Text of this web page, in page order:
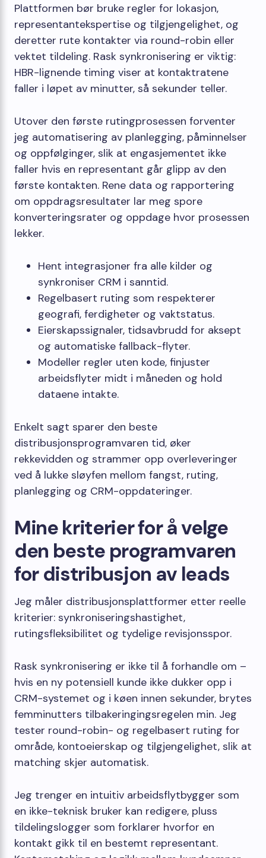
Plattformen bør bruke regler for lokasjon,
representantekspertise og tilgjengelighet, og
deretter rute kontakter via round-robin eller
vektet tildeling. Rask synkronisering er viktig:
HBR-lignende timing viser at kontaktratene
faller i løpet av minutter, så sekunder teller.
Utover den første rutingprosessen forventer
jeg automatisering av planlegging, påminnelser
og oppfølginger, slik at engasjementet ikke
faller hvis en representant går glipp av den
første kontakten. Rene data og rapportering
om oppdragsresultater lar meg spore
konverteringsrater og oppdage hvor prosessen
lekker.
Hent integrasjoner fra alle kilder og
synkroniser CRM i sanntid.
Regelbasert ruting som respekterer
geografi, ferdigheter og vaktstatus.
Eierskapssignaler, tidsavbrudd for aksept
og automatiske fallback-flyter.
Modeller regler uten kode, finjuster
arbeidsflyter midt i måneden og hold
dataene intakte.
Enkelt sagt sparer den beste
distribusjonsprogramvaren tid, øker
rekkevidden og strammer opp overleveringer
ved å lukke sløyfen mellom fangst, ruting,
planlegging og CRM-oppdateringer.
Mine kriterier for å velge
den beste programvaren
for distribusjon av leads
Jeg måler distribusjonsplattformer etter reelle
kriterier: synkroniseringshastighet,
rutingsfleksibilitet og tydelige revisjonsspor.
Rask synkronisering er ikke til å forhandle om –
hvis en ny potensiell kunde ikke dukker opp i
CRM-systemet og i køen innen sekunder, brytes
femminutters tilbakeringingsregelen min. Jeg
tester round-robin- og regelbasert ruting for
område, kontoeierskap og tilgjengelighet, slik at
matching skjer automatisk.
Jeg trenger en intuitiv arbeidsflytbygger som
en ikke-teknisk bruker kan redigere, pluss
tildelingslogger som forklarer hvorfor en
kontakt gikk til en bestemt representant.